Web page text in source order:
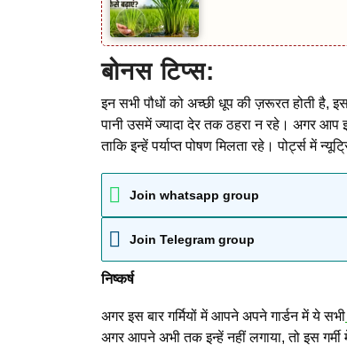
बोनस टिप्स:
इन सभी पौधों को अच्छी धूप की ज़रूरत होती है,
पानी उसमें ज्यादा देर तक ठहरा न रहे। अगर आप
ताकि इन्हें पर्याप्त पोषण मिलता रहे। पोर्ट्स में
Join whatsapp group
Join Telegram group
निष्कर्ष
अगर इस बार गर्मियों में आपने अपने गार्डन में ये सभी
अगर आपने अभी तक इन्हें नहीं लगाया, तो इस